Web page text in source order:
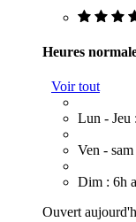
Heures
Voir tout
Lun - Jeu
Ven -
Dim : 6h
Ouvert